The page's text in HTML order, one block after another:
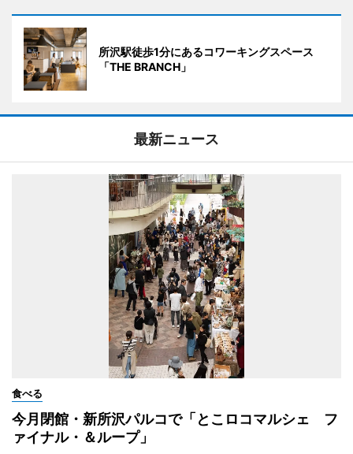
所沢駅徒歩1分にあるコワーキングスペース
「THE BRANCH」
最新ニュース
食べる
今月閉館・新所沢パルコで「とこロコマルシェ フ
ァイナル・＆ループ」